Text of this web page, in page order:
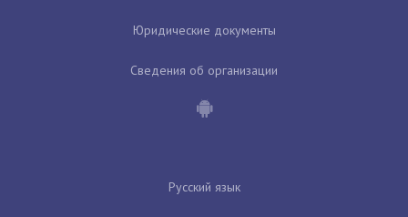
Юридические документы
Сведения об организации
Русский язык